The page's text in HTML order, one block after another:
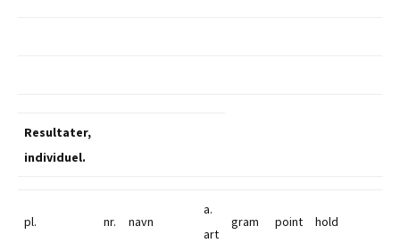
Resultater,
individuel.
pl. nr. navn
a.
art
gram point hold